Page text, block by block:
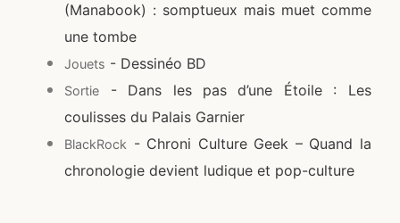
(Manabook) : somptueux mais muet comme
une tombe
Jouets - Dessinéo BD
Sortie
- Dans les pas d’une Étoile : Les
coulisses du Palais Garnier
BlackRock - Chroni Culture Geek – Quand la
chronologie devient ludique et pop-culture